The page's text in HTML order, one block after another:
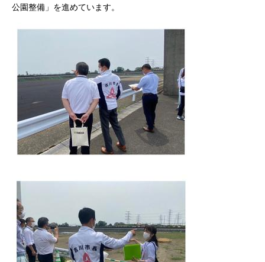
公園整備」を進めています。